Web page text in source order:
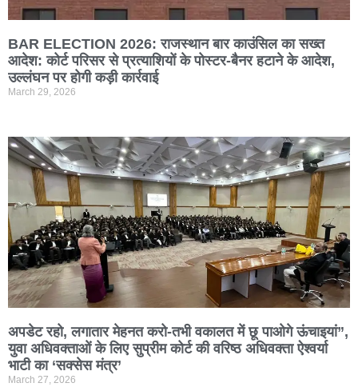
BAR ELECTION 2026: राजस्थान बार काउंसिल का सख्त
आदेश: कोर्ट परिसर से प्रत्याशियों के पोस्टर-बैनर हटाने के आदेश,
उल्लंघन पर होगी कड़ी कार्रवाई
March 29, 2026
अपडेट रहो, लगातार मेहनत करो-तभी वकालत में छू पाओगे ऊंचाइयां”,
युवा अधिवक्ताओं के लिए सुप्रीम कोर्ट की वरिष्ठ अधिवक्ता ऐश्वर्या
भाटी का ‘सक्सेस मंत्र’
March 27, 2026